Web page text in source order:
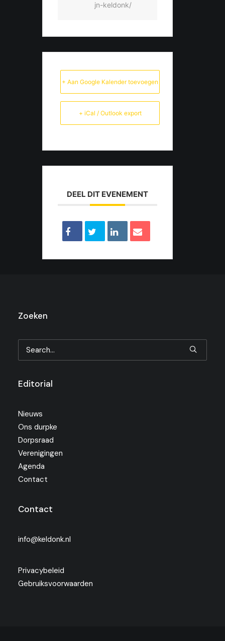
jn-keldonk/
+ Aan Google Kalender toevoegen
+ iCal / Outlook export
DEEL DIT EVENEMENT
Zoeken
Editorial
Nieuws
Ons durpke
Dorpsraad
Verenigingen
Agenda
Contact
Contact
info@keldonk.nl
Privacybeleid
Gebruiksvoorwaarden